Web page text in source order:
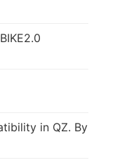
in QZ. By